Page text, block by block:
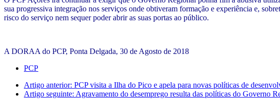
sua progressiva integração nos serviços onde obtiveram formação e experiência e,
risco do serviço nem sequer poder abrir as suas portas ao público.
A DORAA do PCP, Ponta Delgada, 30 de Agosto de 2018
PCP
Artigo anterior: PCP visita a Ilha do Pico e apela para novas políticas de
Artigo seguinte: Agravamento do desemprego resulta das políticas do Governo